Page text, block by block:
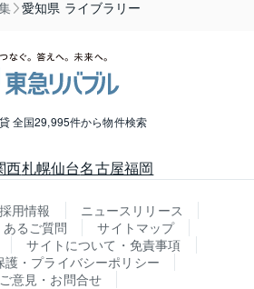
愛知県 ライブラリー
全国29,995件から物件検索
西札幌仙台名古屋福岡
採用情報
ニュースリリース
るご質問
サイトマップ
サイトについて・免責事項
護・プライバシーポリシー
ご意見・お問合せ